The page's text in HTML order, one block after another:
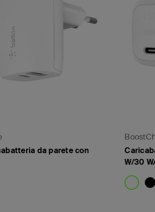
da parete con
W/30